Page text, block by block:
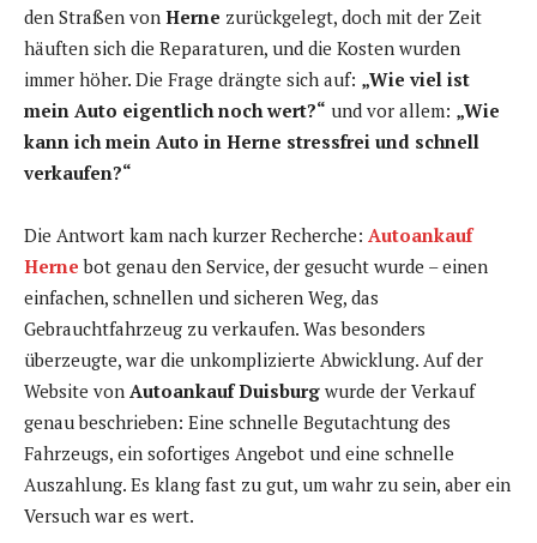
den Straßen von Herne zurückgelegt, doch mit der Zeit
häuften sich die Reparaturen, und die Kosten wurden
immer höher. Die Frage drängte sich auf: „Wie viel ist
mein Auto eigentlich noch wert?“ und vor allem: „Wie
kann ich mein Auto in Herne stressfrei und schnell
verkaufen?“
Die Antwort kam nach kurzer Recherche: Autoankauf
Herne bot genau den Service, der gesucht wurde – einen
einfachen, schnellen und sicheren Weg, das
Gebrauchtfahrzeug zu verkaufen. Was besonders
überzeugte, war die unkomplizierte Abwicklung. Auf der
Website von Autoankauf Duisburg wurde der Verkauf
genau beschrieben: Eine schnelle Begutachtung des
Fahrzeugs, ein sofortiges Angebot und eine schnelle
Auszahlung. Es klang fast zu gut, um wahr zu sein, aber ein
Versuch war es wert.